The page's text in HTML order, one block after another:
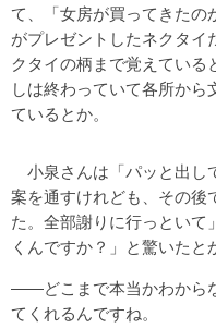
て、「女房が買ってきた
がプレゼントしたネクタイ
クタイの柄まで覚えている
しは終わっていて各所から
ているとか。
小泉さんは「パッと出し
案を通すけれども、その後
た。全部謝りに行っといて
くんですか？」と驚いた
――どこまで本当かわから
てくれるんですね。